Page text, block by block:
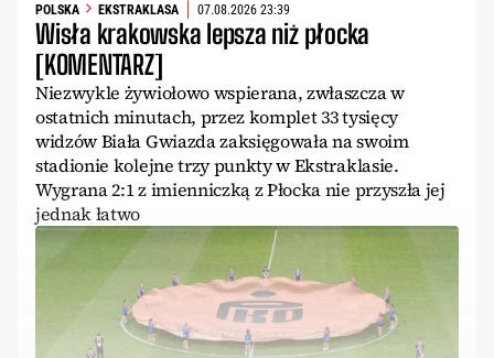
POLSKA EKSTRAKLASA 07.08.2026 23:39
Wisła krakowska lepsza niż płocka
[KOMENTARZ]
Niezwykle żywiołowo wspierana, zwłaszcza w
ostatnich minutach, przez komplet 33 tysięcy
widzów Biała Gwiazda zaksięgowała na swoim
stadionie kolejne trzy punkty w Ekstraklasie.
Wygrana 2:1 z imienniczką z Płocka nie przyszła jej
jednak łatwo